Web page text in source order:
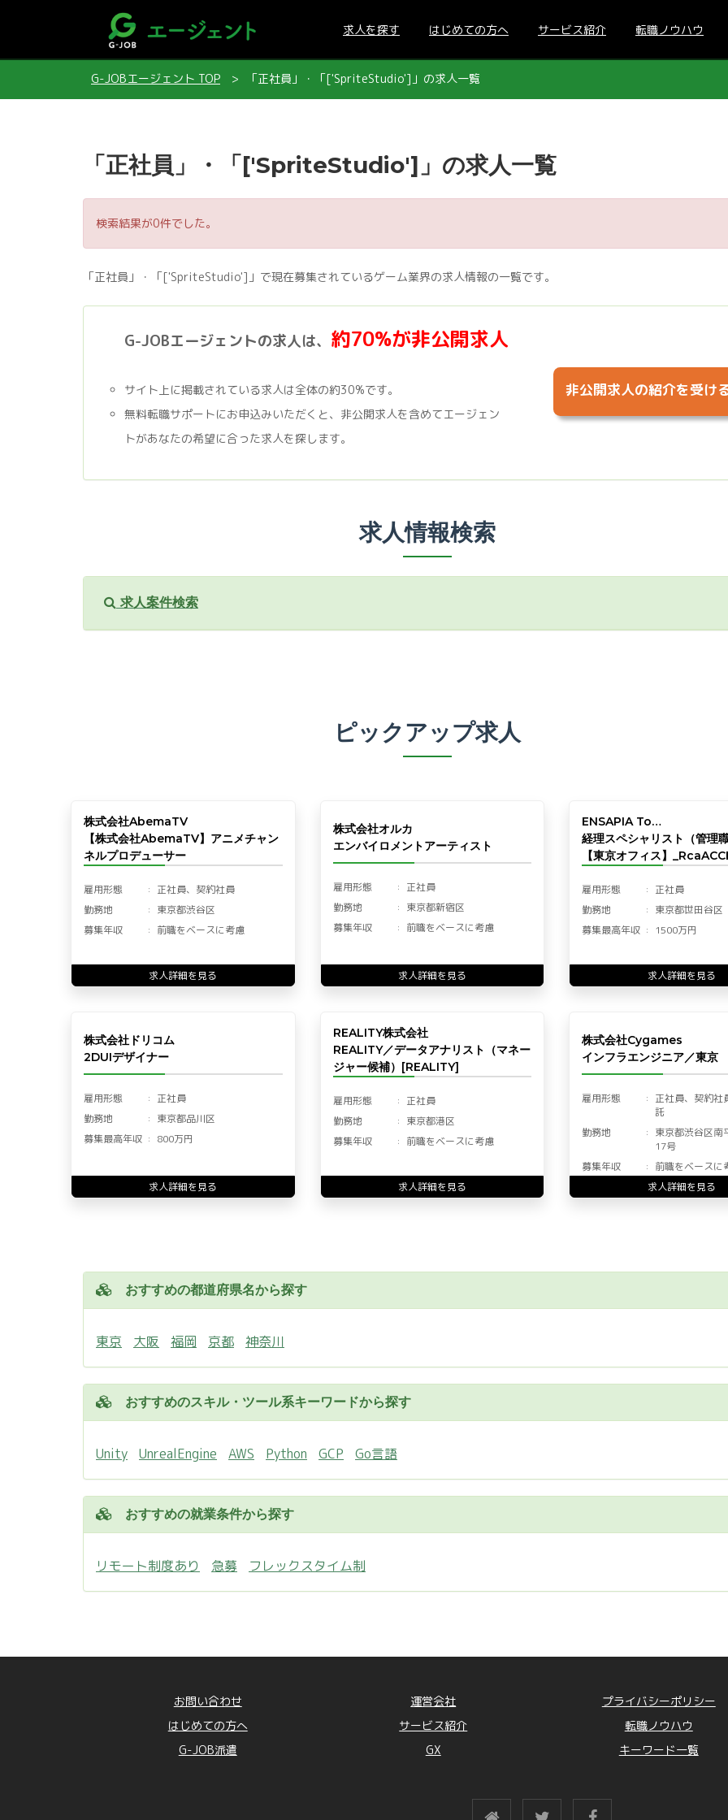
求人を探す はじめての方へ サービス紹介 転職ノウハウ
G-JOBエージェント TOP 「正社員」・「['SpriteStudio']」の求人一覧
「正社員」・「['SpriteStudio']」の求人一覧
検索結果が0件でした。
「正社員」・「['SpriteStudio']」で現在募集されているゲーム業界の求人情報の一覧です。
G-JOBエージェントの求人は、 約70%が非公開求人
サイト上に掲載されている求人は全体の約30%です。
無料転職サポートにお申込みいただくと、非公開求人を含めてエージェン
トがあなたの希望に合った求人を探します。
非公開求人の紹介を受け
求人情報検索
求人案件検索
ピックアップ求人
株式会社AbemaTV
【株式会社AbemaTV】アニメチャン
ネルプロデューサー
雇用形態
正社員、契約社員
勤務地
東京都渋谷区
募集年収
前職をベースに考慮
求人詳細を見る
株式会社オルカ
エンバイロメントアーティスト
雇用形態
正社員
勤務地
東京都新宿区
募集年収
前職をベースに考慮
求人詳細を見る
ENSAPIA To…
経理スペシャリスト（管理
【東京オフィス】
雇用形態
正社員
勤務地
東京都世田谷区
募集最高年収
1500万円
求人詳細を見る
株式会社ドリコム
2DUIデザイナー
雇用形態
正社員
勤務地
東京都品川区
募集最高年収
800万円
求人詳細を見る
REALITY株式会社
REALITY／データアナリスト（マネー
ジャー候補）[REALITY]
雇用形態
正社員
勤務地
東京都港区
募集年収
前職をベースに考慮
求人詳細を見る
株式会社Cygames
インフラエンジニア／東京
雇用形態
正社員、契約社
託
勤務地
東京都渋谷区南
17号
募集年収
前職をベースに
求人詳細を見る
おすすめの都道府県名から探す
東京 大阪 福岡 京都 神奈川
おすすめのスキル・ツール系キーワードから探す
Unity UnrealEngine AWS Python GCP Go言語
おすすめの就業条件から探す
リモート制度あり 急募 フレックスタイム制
お問い合わせ 運営会社
プライバシーポリシー
はじめての方へ
サービス紹介
転職ノウハウ
G-JOB派遣
GX キーワード一覧